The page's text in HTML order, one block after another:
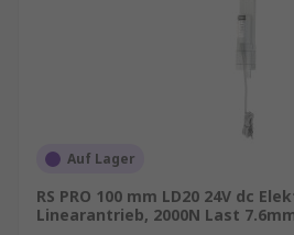
Auf Lager
RS PRO 100 mm LD20 24V dc
Linearantrieb, 2000N Last